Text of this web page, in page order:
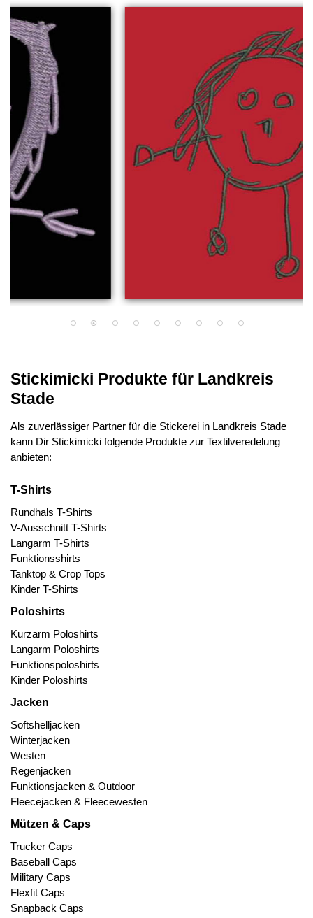
Stickimicki Produkte für Landkreis
Stade
Als zuverlässiger Partner für die Stickerei in Landkreis Stade
kann Dir Stickimicki folgende Produkte zur Textilveredelung
anbieten:
T-Shirts
Rundhals T-Shirts
V-Ausschnitt T-Shirts
Langarm T-Shirts
Funktionsshirts
Tanktop & Crop Tops
Kinder T-Shirts
Poloshirts
Kurzarm Poloshirts
Langarm Poloshirts
Funktionspoloshirts
Kinder Poloshirts
Jacken
Softshelljacken
Winterjacken
Westen
Regenjacken
Funktionsjacken & Outdoor
Fleecejacken & Fleecewesten
Mützen & Caps
Trucker Caps
Baseball Caps
Military Caps
Flexfit Caps
Snapback Caps